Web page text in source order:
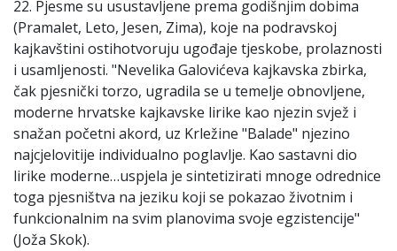
22. Pjesme su usustavljene prema godišnjim dobima
(Pramalet, Leto, Jesen, Zima), koje na podravskoj
kajkavštini ostihotvoruju ugođaje tjeskobe, prolaznosti
i usamljenosti. "Nevelika Galovićeva kajkavska zbirka,
čak pjesnički torzo, ugradila se u temelje obnovljene,
moderne hrvatske kajkavske lirike kao njezin svjež i
snažan početni akord, uz Krležine "Balade" njezino
najcjelovitije individualno poglavlje. Kao sastavni dio
lirike moderne…uspjela je sintetizirati mnoge odrednice
toga pjesništva na jeziku koji se pokazao životnim i
funkcionalnim na svim planovima svoje egzistencije"
(Joža Skok).